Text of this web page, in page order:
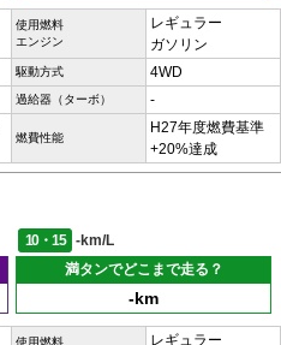
使用燃料
エンジン
レギュラー
ガソリン
駆動方式 4WD
過給器（ターボ） -
燃費性能
H27年度燃費基準
+20%達成
10・15
-km/L
満タンでどこまで走る？
-km
使用燃料
レギュラー